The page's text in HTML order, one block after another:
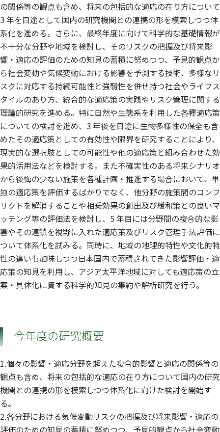
の関係等の観点も含め、将来の包括的な適応の在り方について
3 年を目途として国内の研究機関との連携の形を模索しつつ体
系化を進める。さらに、最終年度に向けて科学的な基礎情報が
不十分な分野や地域を検討し、そのリスクの把握及び将来影
響・適応の評価のための知見の蓄積に努めつつ、予見的観点か
ら社会変動や気候変動における影響を予測する技術、多様なリ
スクに対応する持続可能性と強靱性を併せ持つ社会やライフス
タイルのあり方、統合的な適応策の実践やリスク管理に関する
理論的研究を進める。特に自然や生態系を利用した各種適応策
についての検討を進め、3 年後を目途に生物多様性の保全も含
めたその適応策としての有効性や限界を研究することにより、
現実的な選択肢としての可能性や他の適応策と組み合わせた効
果的活用法などを検討する。また不確実性のある将来シナリオ
から後悔の少ない施策を各種計画・推進する場合において、単
独の適応策を評価するばかりでなく、他分野の施策間のコンフ
リクトを解消することや相乗効果の創出及び緩和策との良いマ
ッチング等の評価法を検討し、5 年目には分野間の複合的な影
響やその連鎖を視野に入れた適応策及びリスク管理手法評価に
ついて体系化を試みる。同時に、地域の地理的特性や文化的特
性の違いも加味しつつ日本国内で蓄積されてきた影響評価・適
応策の知見を利用し、アジア太平洋地域に対しても適応策の立
案・具体化に資する科学的知見の集約や解析研究を行う。
今年度の研究概要
1.個々の影響・適応分野を超えた複合的影響と適応の関係等の
観点も含め、将来の包括的な適応の在り方について国内の研究
機関との連携の形を模索しつつ体系化に向けた検討を開始す
る。
2.各分野における気候変動リスクの把握及び将来影響・適応の
評価のための知見の蓄積に努めつつ、予見的観点から社会変動